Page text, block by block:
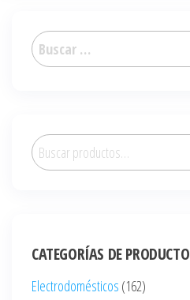
Buscar:
Buscar
por:
CATEGORÍAS DE PRODUCTO
Electrodomésticos (162)